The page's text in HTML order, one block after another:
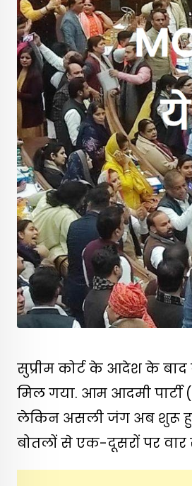
सुप्रीम कोर्ट के आदेश के
मिल गया. आम आदमी
लेकिन असली जंग अब शुरू हुई
बोतलों से एक-दूसरों पर